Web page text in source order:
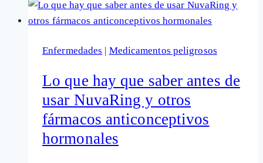
chips
en
cuerpo?
Enfermedades | Medicamentos peligrosos
Lo que hay que saber antes de
usar NuvaRing y otros
fármacos anticonceptivos
hormonales